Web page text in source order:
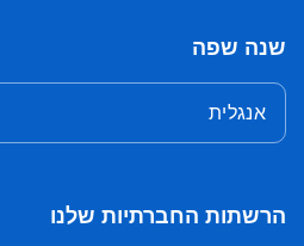
שנה שפה
אנגלית
הרשתות החברתיות שלנו